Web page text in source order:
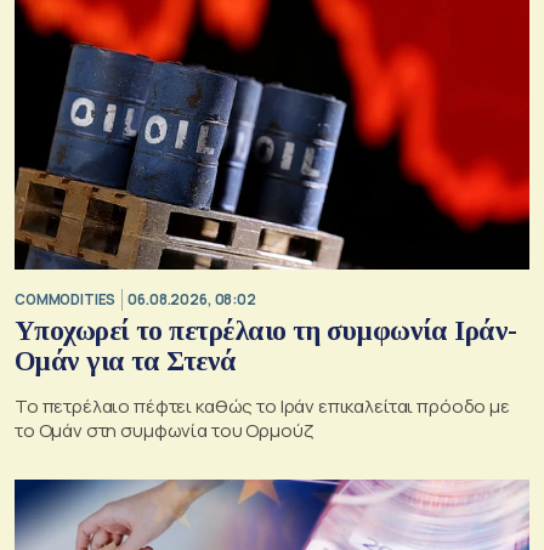
COMMODITIES 06.08.2026, 08:02
Υποχωρεί το πετρέλαιο τη συμφωνία Ιράν-
Ομάν για τα Στενά
Το πετρέλαιο πέφτει καθώς το Ιράν επικαλείται πρόοδο με
το Ομάν στη συμφωνία του Ορμούζ